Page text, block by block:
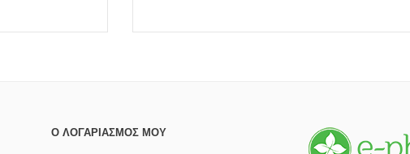
Ο ΛΟΓΑΡΙΑΣΜΌΣ ΜΟΥ